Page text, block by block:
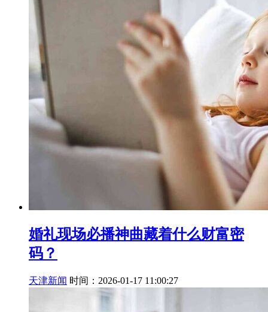
婚礼现场必播神曲藏着什么财富密
码？
天津新闻 时间：2026-01-17 11:00:27